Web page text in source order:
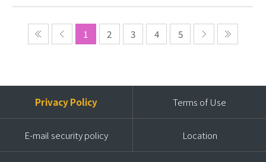
1 2 3 4 5
Privacy Policy Terms of Use
E-mail security policy Location